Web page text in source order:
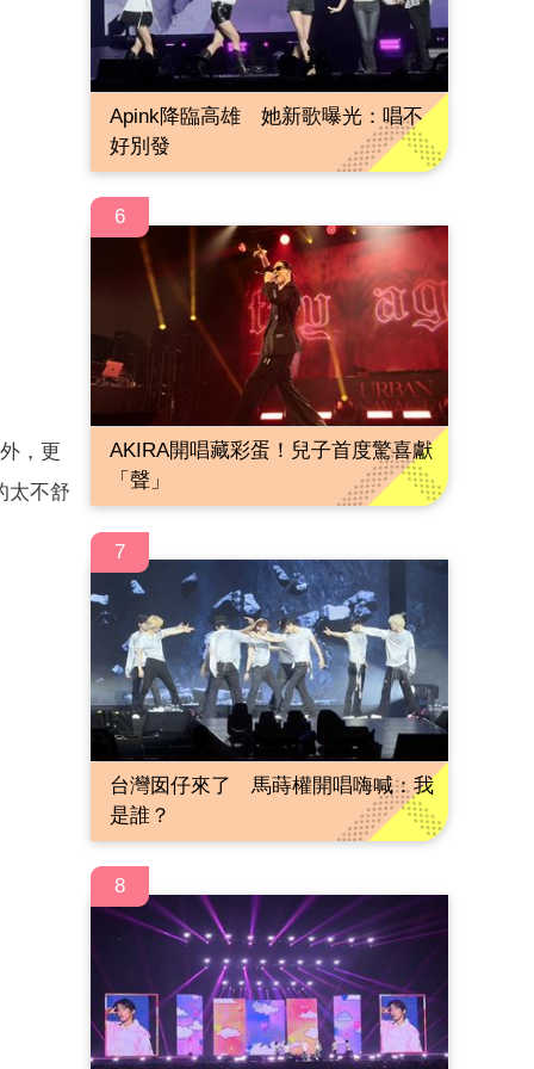
，更
太不舒
Apink降臨高雄 她新歌曝光：唱不
好別發
6
AKIRA開唱藏彩蛋！兒子首度驚喜獻
「聲」
7
台灣囡仔來了 馬蒔權開唱嗨喊：我
是誰？
8